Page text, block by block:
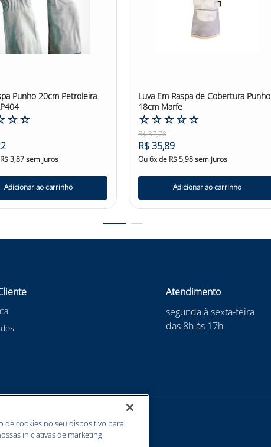
Punho 20cm Petroleira
☆☆
R$3,87sem juros
Adicionar ao carrinho
Luva Em Raspa de Cobertura Punho
18cm Marfe
☆☆☆☆☆
R$37,78
R$35,89
Ou6x de R$5,98sem juros
Adicionar ao carrinho
Atendimento
segunda à sexta-feira
das 8h às 17h
de cookies no seu dispositivo para
iniciativas de marketing.